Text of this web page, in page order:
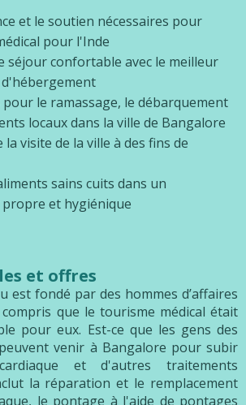
et le soutien nécessaires pour
pour l'Inde
séjour confortable avec le meilleur
le ramassage, le débarquement
locaux dans la ville de Bangalore
visite de la ville à des fins de
sains cuits dans un
et hygiénique
et offres
est fondé par des hommes d’affaires
que le tourisme médical était
pour eux. Est-ce que les gens des
venir à Bangalore pour subir
et d'autres traitements
la réparation et le remplacement
le pontage à l'aide de pontages